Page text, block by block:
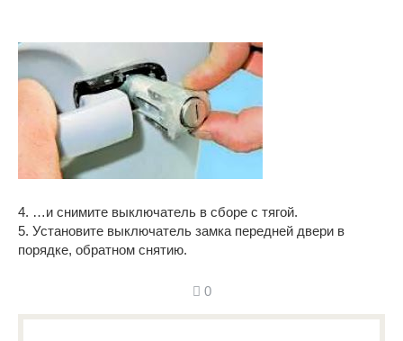
4. …и снимите выключатель в сборе с тягой.
5. Установите выключатель замка передней двери в
порядке, обратном снятию.
0